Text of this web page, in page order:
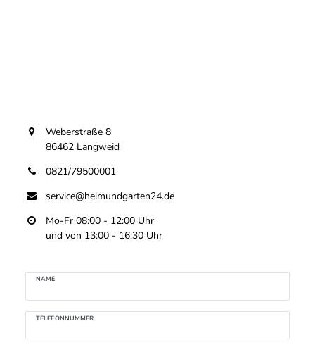
Weberstraße 8
86462 Langweid
0821/79500001
service@heimundgarten24.de
Mo-Fr 08:00 - 12:00 Uhr
und von 13:00 - 16:30 Uhr
NAME
TELEFONNUMMER
Ceres::Template.mailFormHoneypotLabel